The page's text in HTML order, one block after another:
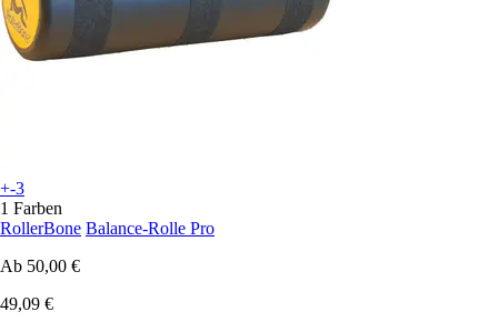
+-3
1 Farben
RollerBone Balance-Rolle Pro
Ab 50,00 €
49,09 €